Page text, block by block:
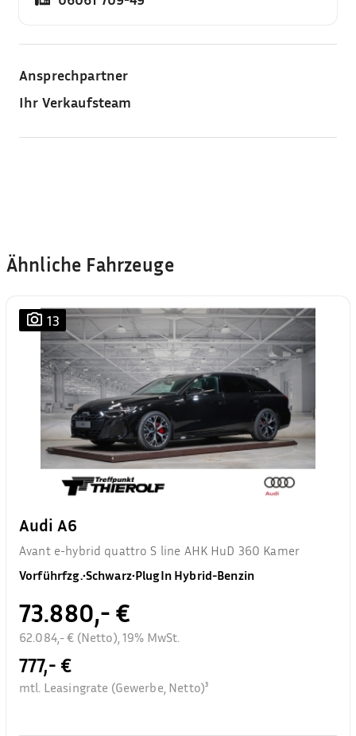
Ansprechpartner
Ihr Verkaufsteam
Ähnliche Fahrzeuge
13
Audi A6
Avant e-hybrid quattro S line AHK HuD 360 Kamer
Vorführfzg.•Schwarz•PlugIn Hybrid-Benzin
73.880,- €
62.084,- € (Netto), 19% MwSt.
777,- €
mtl. Leasingrate (Gewerbe, Netto)³